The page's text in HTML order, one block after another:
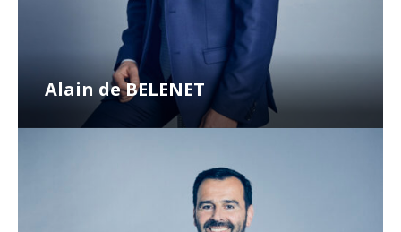
Alain de BELENET